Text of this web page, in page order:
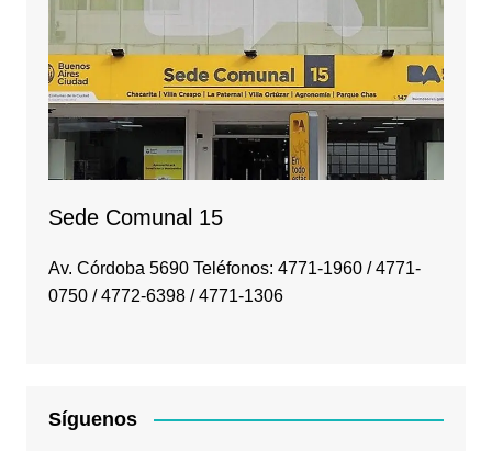
Sede Comunal 15
Av. Córdoba 5690 Teléfonos: 4771-1960 / 4771-
0750 / 4772-6398 / 4771-1306
Síguenos